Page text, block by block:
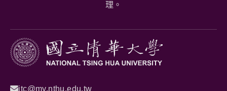
理。
itc@my.nthu.edu.tw